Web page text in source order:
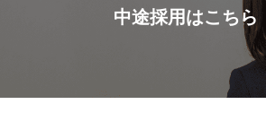
中途採用はこちら